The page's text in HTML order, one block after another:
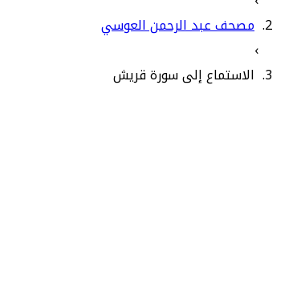
مصحف عبد الرحمن العوسي
›
الاستماع إلى سورة قريش